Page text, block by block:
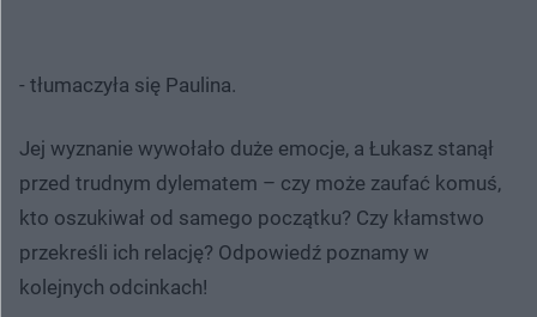
- tłumaczyła się Paulina.
Jej wyznanie wywołało duże emocje, a Łukasz stanął
przed trudnym dylematem – czy może zaufać komuś,
kto oszukiwał od samego początku? Czy kłamstwo
przekreśli ich relację? Odpowiedź poznamy w
kolejnych odcinkach!